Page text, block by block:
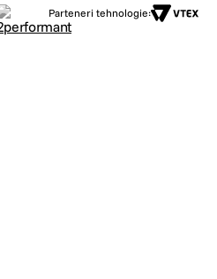
Parteneri tehnologie: